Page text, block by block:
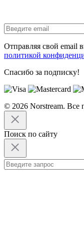
Отправляя свой email
политикой
Спасибо за подписку!
© 2026 Norstream. Все
Поиск по сайту